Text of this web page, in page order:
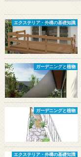
エクステリア・外構の基礎知識
ガーデニングと植物
ガーデニングと植物
エクステリア・外構の基礎知識